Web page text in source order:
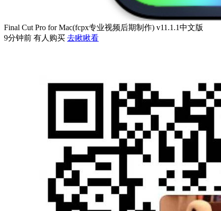
Final Cut Pro for Mac(fcpx专业视频后期制作) v11.1.1中文版
9分钟前 有人购买 去瞅瞅看